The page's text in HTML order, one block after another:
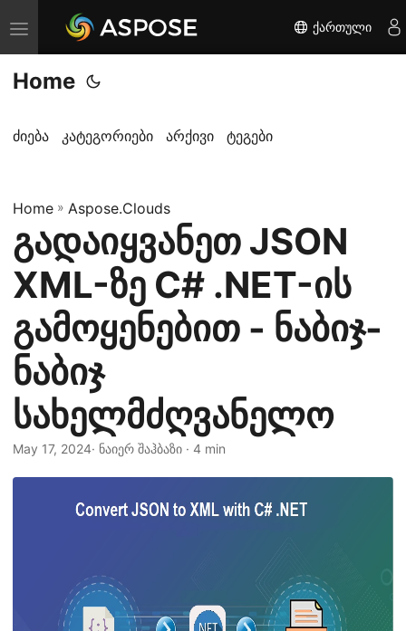
T
o
g
l
a
v
i
g
t
i
o
n
ქართული
Home
ძიება კატეგორიები არქივი ტეგები
Home » Aspose.Clouds
გადაიყვანეთ JSON
XML-ზე C# .NET-ის
გამოყენებით - ნაბიჯ-
ნაბიჯ
სახელმძღვანელო
May 17, 2024· ნაიერ შაჰბაზი · 4 min